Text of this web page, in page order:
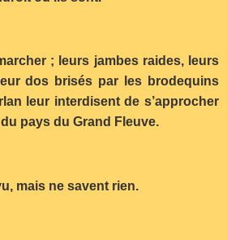
; leurs jambes raides, leurs
dos brisés par les brodequins
leur interdisent de s’approcher
pays du Grand Fleuve.
mais ne savent rien.